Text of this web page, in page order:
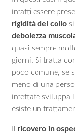
infatti essere
rigidità del collo
debolezza
quasi sempre
giorni. Si tratta
poco comune, se
meno di una
infettate sviluppa
esiste un
ricovero in